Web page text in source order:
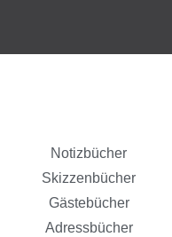
Notizbücher
Skizzenbücher
Gästebücher
Adressbücher